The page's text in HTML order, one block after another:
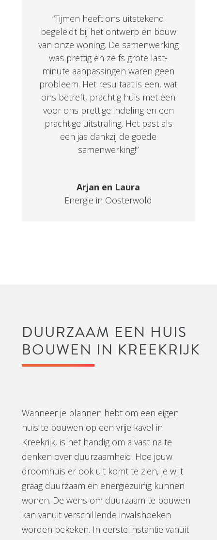
“Tijmen heeft ons uitstekend
begeleidt bij het ontwerp en bouw
van onze woning. De samenwerking
was prettig en zelfs grote last-
minute aanpassingen waren geen
probleem. Het resultaat is een, wat
ons betreft, prachtig huis met een
voor ons prettige indeling en een
prachtige uitstraling. Het past als
een jas dankzij de goede
samenwerking!”
Arjan en Laura
Energie in Oosterwold
DUURZAAM EEN HUIS
BOUWEN IN KREEKRIJK
Wanneer je plannen hebt om een eigen
huis te bouwen op een vrije kavel in
Kreekrijk, is het handig om alvast na te
denken over duurzaamheid. Hoe jouw
droomhuis er ook uit komt te zien, je wilt
graag duurzaam en energiezuinig kunnen
wonen. De wens om duurzaam te bouwen
kan vanuit verschillende invalshoeken
worden bekeken. In eerste instantie vanuit